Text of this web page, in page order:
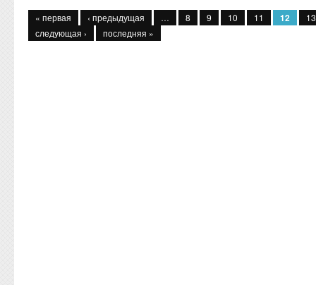
« первая ‹ предыдущая … 8 9 10 11 12
13
следующая ›
последняя »